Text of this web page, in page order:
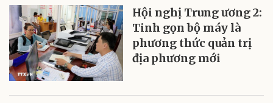
Hội nghị Trung ương 2:
Tinh gọn bộ máy là
phương thức quản trị
địa phương mới